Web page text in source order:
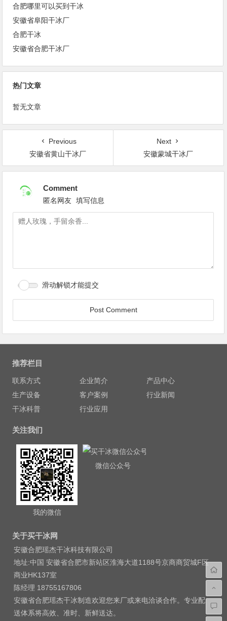
合肥哪里可以买到干冰
安徽省阜阳干冰厂
合肥干冰
安徽省合肥干冰厂
热门文章
暂无文章
Previous
安徽省黄山干冰厂
Next
安徽蒙城干冰厂
Comment
匿名网友 填写信息
滑动解锁才能提交
推荐栏目
联系方式 企业简介
产品中心
生产设备
客户案例
行业新闻
干冰科普
行业应用
关注我们
我的微信
微信公众号
关于买干冰网
安徽合肥瑶杰干冰科技有限公司
地址:中国 安徽省合肥市新站区淮海大道1188号京商商贸城F区
商业HK137室
陈经理 18755167806
安徽省合肥瑶杰干冰制造欢迎您来厂或来电洽谈合作。专业配
送体系将高效、准时、新鲜送达。